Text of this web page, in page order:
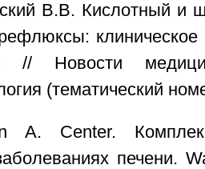
В.В. Кислотный и
клиническое
// Новости
(тематический
A. Center.
печени.